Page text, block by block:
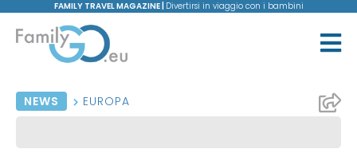
FAMILY TRAVEL MAGAZINE | Divertirsi in viaggio con i bambini
NEWS EUROPA